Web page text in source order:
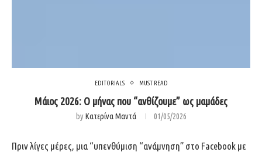
EDITORIALS MUST READ
Μάιος 2026: Ο μήνας που “ανθίζουμε” ως μαμάδες
byΚατερίνα Μαντά 01/05/2026
Πριν λίγες μέρες, μια “υπενθύμιση “ανάμνηση” στο Facebook με